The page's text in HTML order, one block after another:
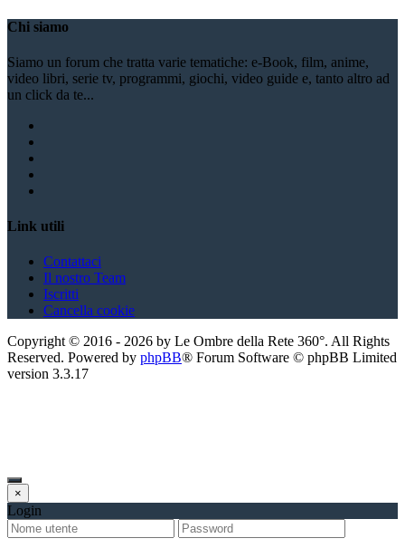
Chi siamo
Siamo un forum che tratta varie tematiche: e-Book, film, anime,
video libri, serie tv, programmi, giochi, video guide e, tanto altro ad
un click da te...
Link utili
Contattaci
Il nostro Team
Iscritti
Cancella cookie
Copyright © 2016 - 2026 by Le Ombre della Rete 360°. All Rights
Reserved. Powered by phpBB® Forum Software © phpBB Limited
version 3.3.17
×
Login